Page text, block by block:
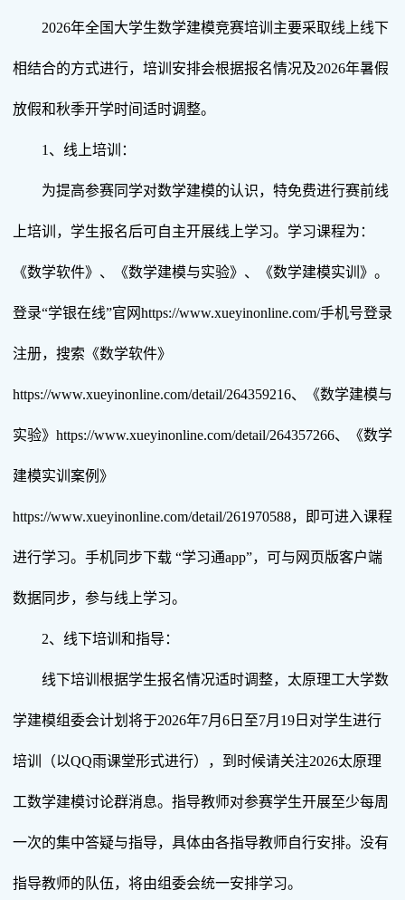
2026年全国大学生数学建模竞赛培训主要采取线上线下
相结合的方式进行，培训安排会根据报名情况及2026年暑假
放假和秋季开学时间适时调整。
1、线上培训：
为提高参赛同学对数学建模的认识，特免费进行赛前线
上培训，学生报名后可自主开展线上学习。学习课程为：
《数学软件》、《数学建模与实验》、《数学建模实训》。
登录“学银在线”官网https://www.xueyinonline.com/手机号登录
注册，搜索《数学软件》
https://www.xueyinonline.com/detail/264359216、《数学建模与
实验》https://www.xueyinonline.com/detail/264357266、《数学
建模实训案例》
https://www.xueyinonline.com/detail/261970588，即可进入课程
进行学习。手机同步下载 “学习通app”，可与网页版客户端
数据同步，参与线上学习。
2、线下培训和指导：
线下培训根据学生报名情况适时调整，太原理工大学数
学建模组委会计划将于2026年7月6日至7月19日对学生进行
培训（以QQ雨课堂形式进行），到时候请关注2026太原理
工数学建模讨论群消息。指导教师对参赛学生开展至少每周
一次的集中答疑与指导，具体由各指导教师自行安排。没有
指导教师的队伍，将由组委会统一安排学习。